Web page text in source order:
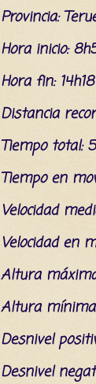
Provincia:
Hora inicio:
Hora fin:
Distancia
Tiempo total:
Tiempo en
Velocidad
Velocidad en
Altura
Altura
Desnivel
Desnivel